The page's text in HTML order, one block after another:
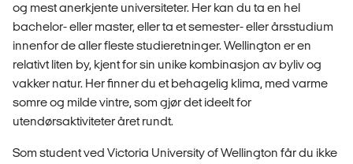
og mest anerkjente universiteter. Her kan du ta en hel
bachelor- eller master, eller ta et semester- eller årsstudium
innenfor de aller fleste studieretninger. Wellington er en
relativt liten by, kjent for sin unike kombinasjon av byliv og
vakker natur. Her finner du et behagelig klima, med varme
somre og milde vintre, som gjør det ideelt for
utendørsaktiviteter året rundt.
Som student ved Victoria University of Wellington får du ikke